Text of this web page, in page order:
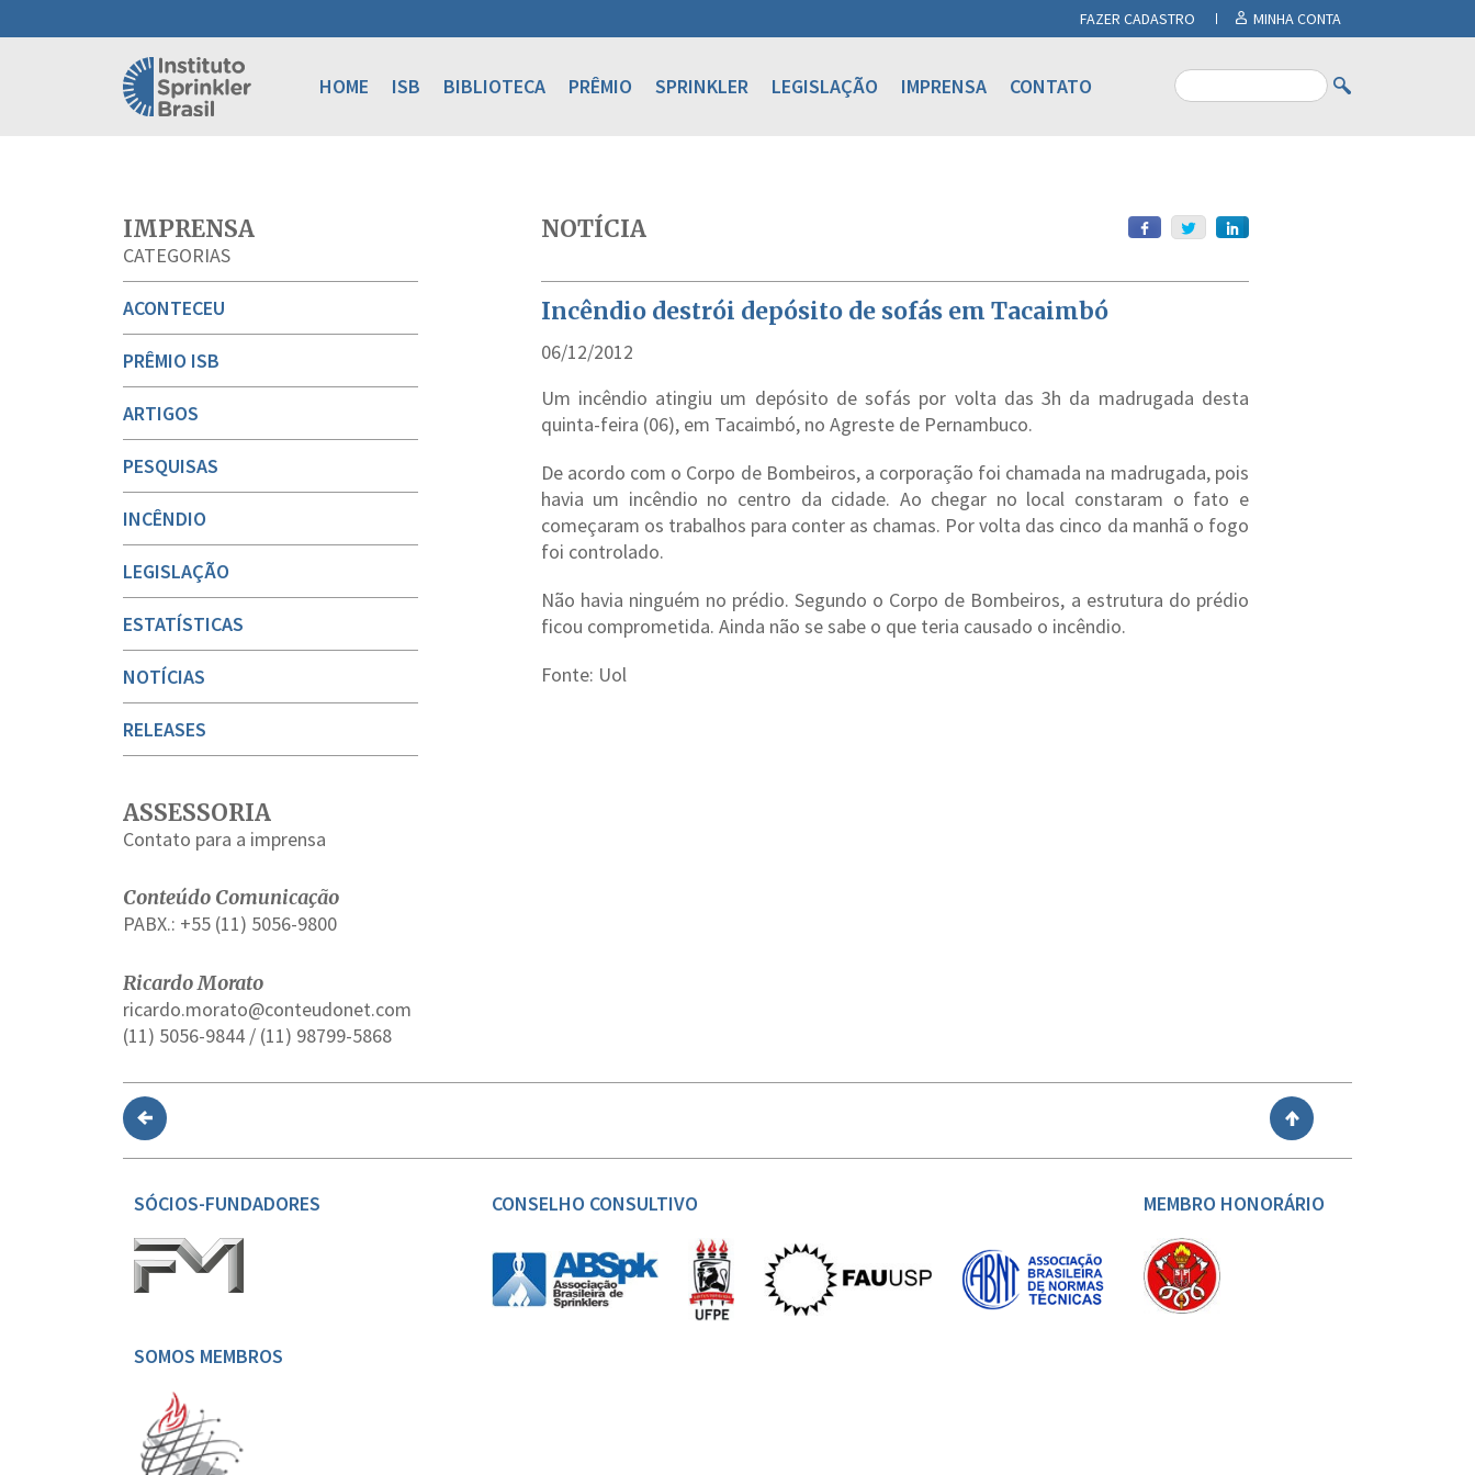
FAZER CADASTRO MINHA CONTA
HOME ISB BIBLIOTECA PRÊMIO SPRINKLER LEGISLAÇÃO IMPRENSA CONTATO
IMPRENSA
CATEGORIAS
ACONTECEU
PRÊMIO ISB
ARTIGOS
PESQUISAS
INCÊNDIO
LEGISLAÇÃO
ESTATÍSTICAS
NOTÍCIAS
RELEASES
ASSESSORIA
Contato para a imprensa
Conteúdo Comunicação
PABX.: +55 (11) 5056-9800
Ricardo Morato
ricardo.morato@conteudonet.com
(11) 5056-9844 / (11) 98799-5868
NOTÍCIA
Incêndio destrói depósito de sofás em Tacaimbó
06/12/2012
Um incêndio atingiu um depósito de sofás por volta das 3h da madrugada desta
quinta-feira (06), em Tacaimbó, no Agreste de Pernambuco.
De acordo com o Corpo de Bombeiros, a corporação foi chamada na madrugada, pois
havia um incêndio no centro da cidade. Ao chegar no local constaram o fato e
começaram os trabalhos para conter as chamas. Por volta das cinco da manhã o fogo
foi controlado.
Não havia ninguém no prédio. Segundo o Corpo de Bombeiros, a estrutura do prédio
ficou comprometida. Ainda não se sabe o que teria causado o incêndio.
Fonte: Uol
SÓCIOS-FUNDADORES CONSELHO CONSULTIVO MEMBRO HONORÁRIO
SOMOS MEMBROS